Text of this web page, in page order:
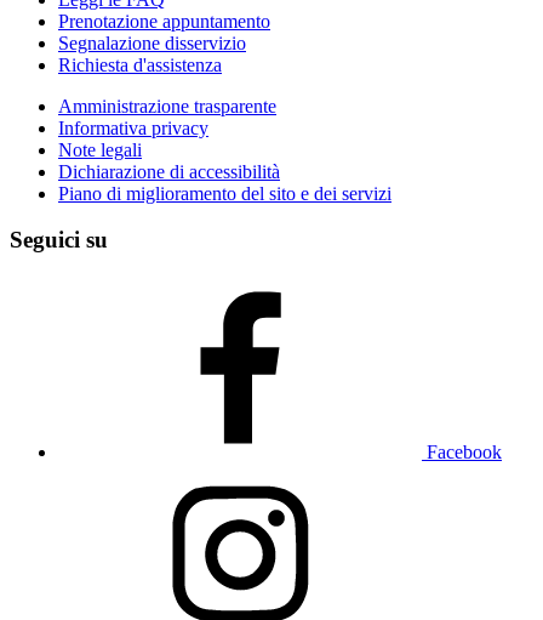
Prenotazione appuntamento
Segnalazione disservizio
Richiesta d'assistenza
Amministrazione trasparente
Informativa privacy
Note legali
Dichiarazione di accessibilità
Piano di miglioramento del sito e dei servizi
Seguici su
Facebook